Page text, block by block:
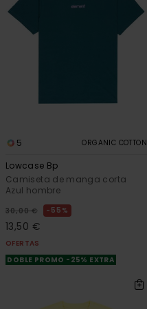
5 ORGANIC COTTON
Lowcase Bp
Camiseta de manga corta
Azul hombre
30,00 € 55%
13,50 €
OFERTAS
DOBLE PROMO -25% EXTRA